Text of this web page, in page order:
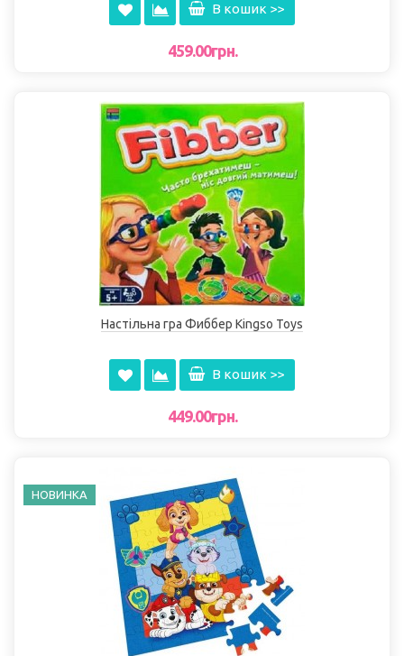
В кошик >>
459.00грн.
Настільна гра Фиббер Kingso Toys
В кошик >>
449.00грн.
НОВИНКА